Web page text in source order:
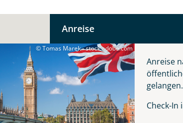
Merkliste
Keine Reisen auf der
Facebook
X
Anreise
© Tomas Marek - stock.adobe.com
Anreise
Check-
EZ Familienzimmer
1